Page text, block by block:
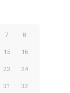
7 8
15 16
23 24
31 32